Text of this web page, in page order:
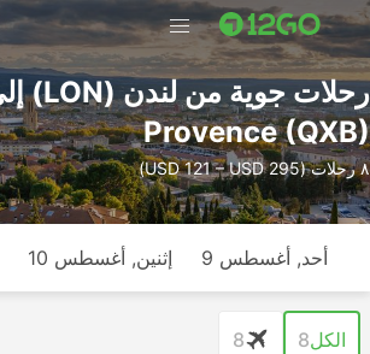
Provence (QXB)
٨ رحلات (USD 121 – USD 295)
أحد, أغسطس 9 إثنين, أغسطس 10
الكل8
8